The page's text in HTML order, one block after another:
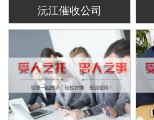
沅江催收公司